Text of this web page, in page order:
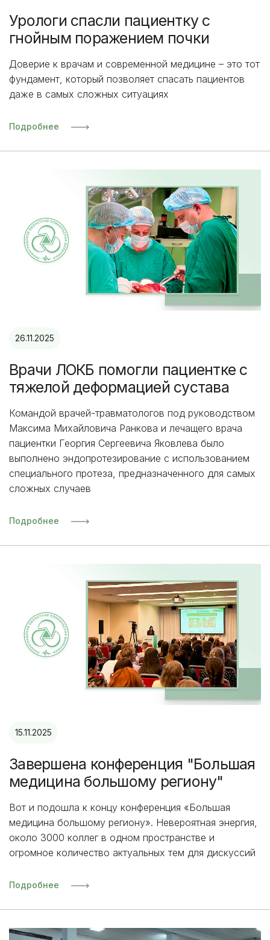
Урологи спасли пациентку с
гнойным поражением почки
Доверие к врачам и современной медицине – это тот
фундамент, который позволяет спасать пациентов
даже в самых сложных ситуациях
Подробнее
26.11.2025
Врачи ЛОКБ помогли пациентке с
тяжелой деформацией сустава
Командой врачей-травматологов под руководством
Максима Михайловича Ранкова и лечащего врача
пациентки Георгия Сергеевича Яковлева было
выполнено эндопротезирование с использованием
специального протеза, предназначенного для самых
сложных случаев
Подробнее
15.11.2025
Завершена конференция "Большая
медицина большому региону"
Вот и подошла к концу конференция «Большая
медицина большому региону». Невероятная энергия,
около 3000 коллег в одном пространстве и
огромное количество актуальных тем для дискуссий
Подробнее